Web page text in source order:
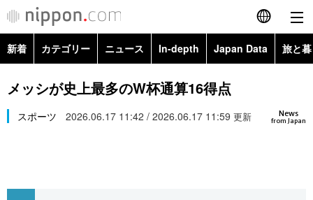
English
简体字
繁體字
新着 カテゴリー ニュース In-depth Japan Data 旅と
政治・外交
経済・ビジネス
社会
Images
メッシが史上最多のW杯通算16得点
News
from Japan
スポーツ 2026.06.17 11:42 / 2026.06.17 11:59 更新